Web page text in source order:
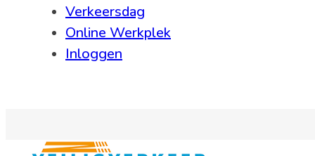
Verkeersdag
Online Werkplek
Inloggen